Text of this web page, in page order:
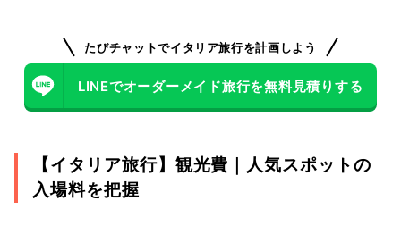
たびチャットでイタリア旅行を計画しよう
LINEでオーダーメイド旅行を無料見積りする
【イタリア旅行】観光費｜人気スポットの
入場料を把握